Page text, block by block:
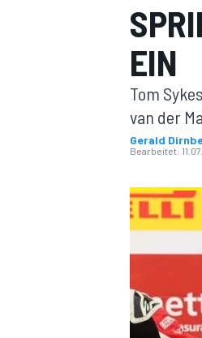
MOTOGP
EIN
Tom
van der
Gerald
Bearbeitet: